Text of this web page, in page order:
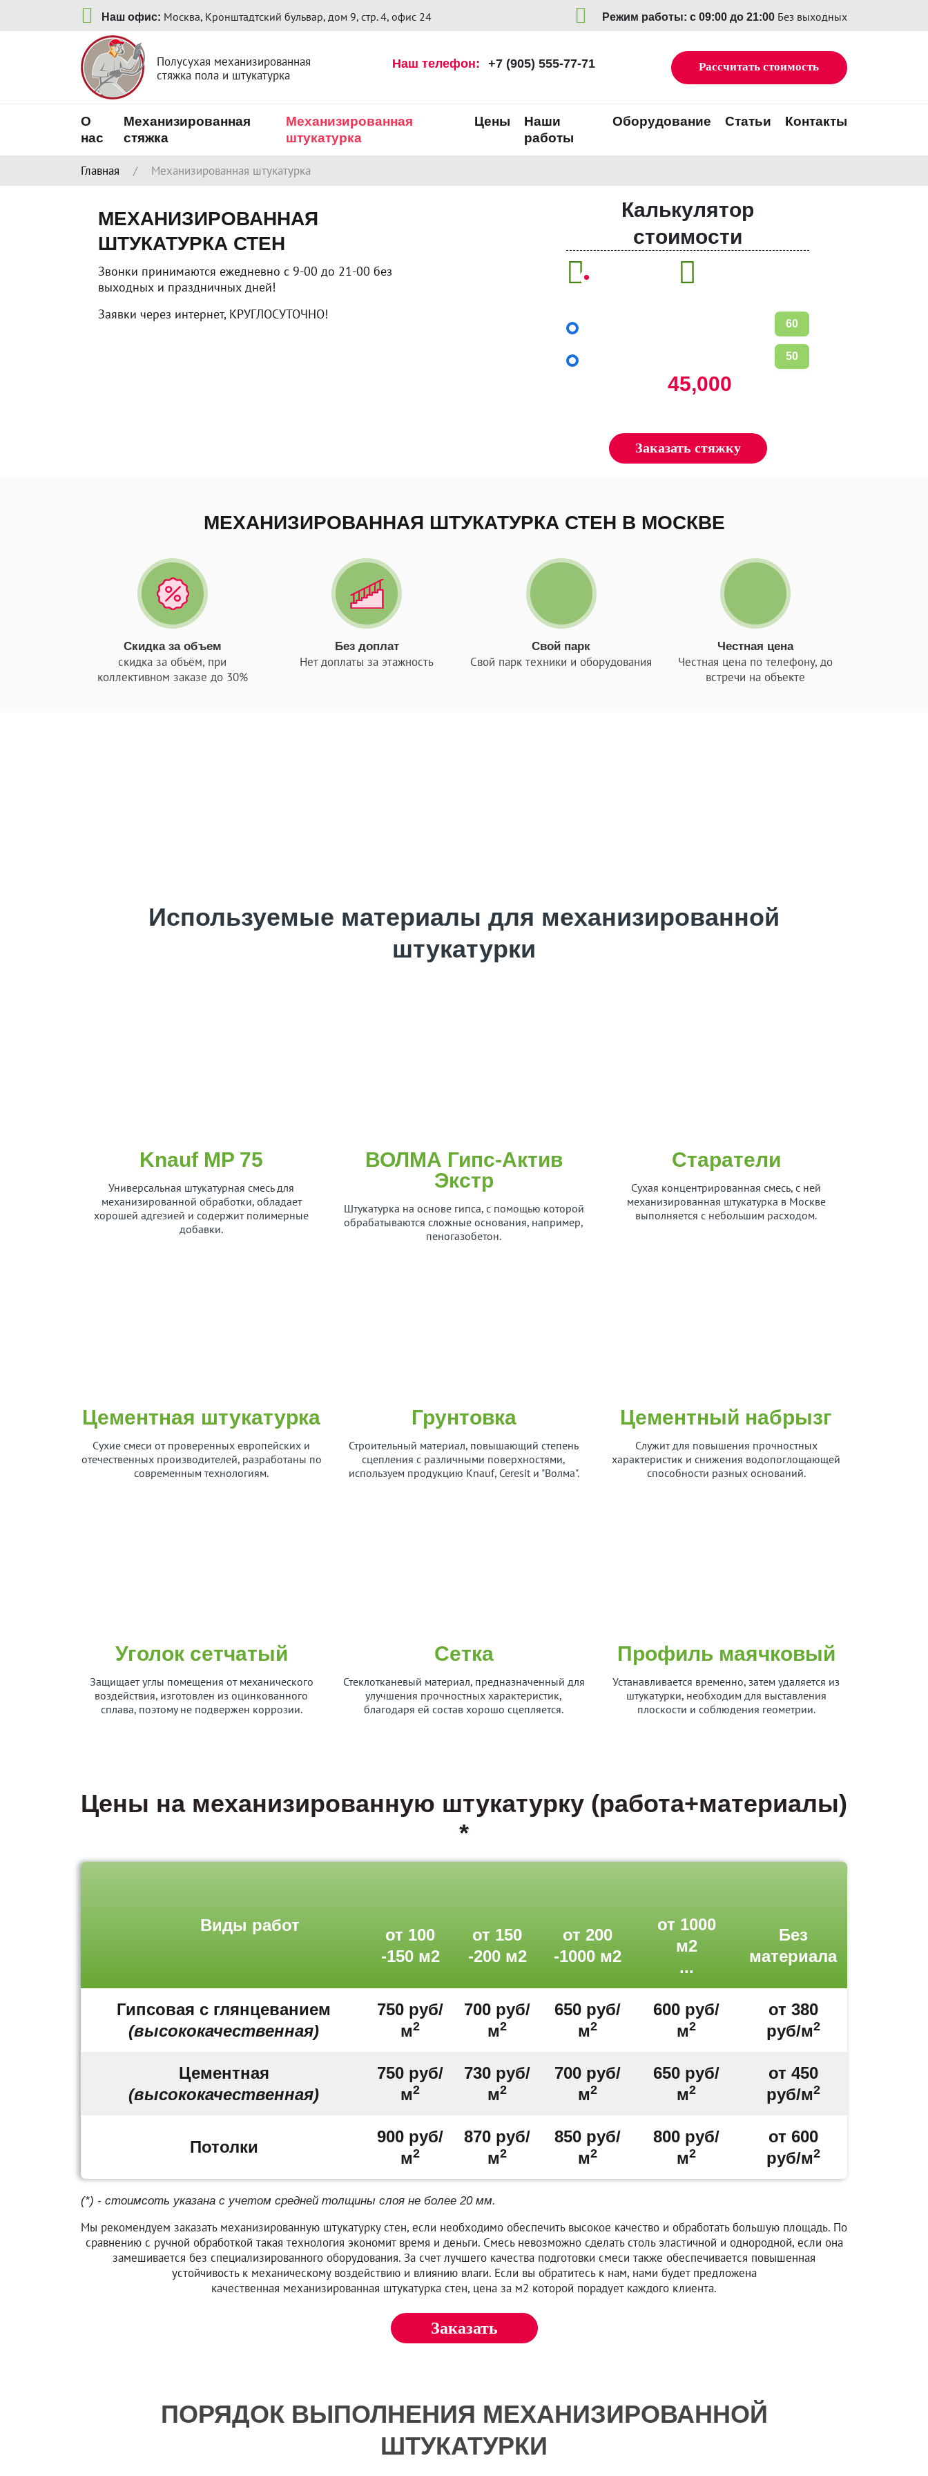
Наш офис: Москва, Кронштадтский бульвар, дом 9, стр. 4, офис 24 Режим работы: с 09:00 до 21:00 Без выходных
Полусухая механизированная
стяжка пола и штукатурка
Наш телефон: +7 (905) 555-77-71 Рассчитать стоимость
О
нас
Механизированная
стяжка
Механизированная
штукатурка
Цены
Наши
работы
Оборудование Статьи Контакты
Главная / Механизированная штукатурка
МЕХАНИЗИРОВАННАЯ
ШТУКАТУРКА СТЕН
Звонки принимаются ежедневно с 9-00 до 21-00 без
выходных и праздничных дней!
Заявки через интернет, КРУГЛОСУТОЧНО!
Калькулятор
стоимости
45,000
Заказать стяжку
МЕХАНИЗИРОВАННАЯ ШТУКАТУРКА СТЕН В МОСКВЕ
Скидка за объем
скидка за объём, при
коллективном заказе до 30%
Без доплат
Нет доплаты за этажность
Свой парк
Свой парк техники и оборудования
Честная цена
Честная цена по телефону, до
встречи на объекте
Используемые материалы для механизированной
штукатурки
Knauf MP 75
Универсальная штукатурная смесь для
механизированной обработки, обладает
хорошей адгезией и содержит полимерные
добавки.
ВОЛМА Гипс-Актив
Экстр
Штукатурка на основе гипса, с помощью которой
обрабатываются сложные основания, например,
пеногазобетон.
Старатели
Сухая концентрированная смесь, с ней
механизированная штукатурка в Москве
выполняется с небольшим расходом.
Цементная штукатурка
Сухие смеси от проверенных европейских и
отечественных производителей, разработаны по
современным технологиям.
Грунтовка
Строительный материал, повышающий степень
сцепления с различными поверхностями,
используем продукцию Knauf, Ceresit и "Волма".
Цементный набрызг
Служит для повышения прочностных
характеристик и снижения водопоглощающей
способности разных оснований.
Уголок сетчатый
Защищает углы помещения от механического
воздействия, изготовлен из оцинкованного
сплава, поэтому не подвержен коррозии.
Сетка
Стеклотканевый материал, предназначенный для
улучшения прочностных характеристик,
благодаря ей состав хорошо сцепляется.
Профиль маячковый
Устанавливается временно, затем удаляется из
штукатурки, необходим для выставления
плоскости и соблюдения геометрии.
Цены на механизированную штукатурку (работа+материалы)
*
Виды работ
от 100
-150 м2
от 150
-200 м2
от 200
-1000 м2
от 1000
м2
...
Без
материала
Гипсовая с глянцеванием
(высококачественная)
750 руб/
м2
700 руб/
м2
650 руб/
м2
600 руб/
м2
от 380
руб/м2
Цементная
(высококачественная)
750 руб/
м2
730 руб/
м2
700 руб/
м2
650 руб/
м2
от 450
руб/м2
Потолки
900 руб/
м2
870 руб/
м2
850 руб/
м2
800 руб/
м2
от 600
руб/м2
(*) - стоимсоть указана с учетом средней толщины слоя не более 20 мм.
Мы рекомендуем заказать механизированную штукатурку стен, если необходимо обеспечить высокое качество и обработать большую площадь. По
сравнению с ручной обработкой такая технология экономит время и деньги. Смесь невозможно сделать столь эластичной и однородной, если она
замешивается без специализированного оборудования. За счет лучшего качества подготовки смеси также обеспечивается повышенная
устойчивость к механическому воздействию и влиянию влаги. Если вы обратитесь к нам, нами будет предложена
качественная механизированная штукатурка стен, цена за м2 которой порадует каждого клиента.
Заказать
ПОРЯДОК ВЫПОЛНЕНИЯ МЕХАНИЗИРОВАННОЙ
ШТУКАТУРКИ